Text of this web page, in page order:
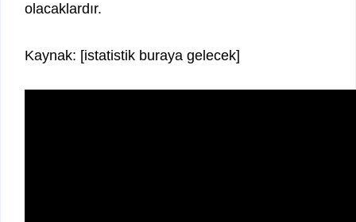
olacaklardır.
Kaynak: [istatistik buraya gelecek]